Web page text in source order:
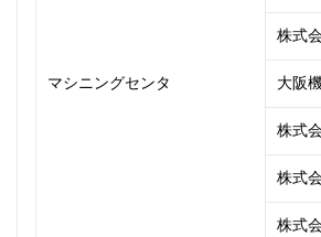
マシニングセンタ
株式
大阪
株式
株式
株式